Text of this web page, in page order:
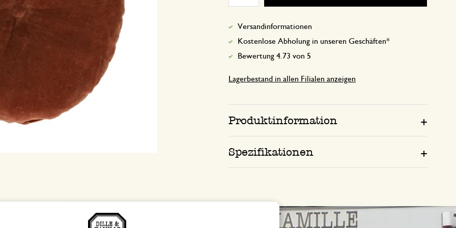
Versandinformationen
Kostenlose Abholung in unseren Geschäften*
Bewertung 4.73 von 5
Lagerbestand in allen Filialen anzeigen
Produktinformation
Spezifikationen